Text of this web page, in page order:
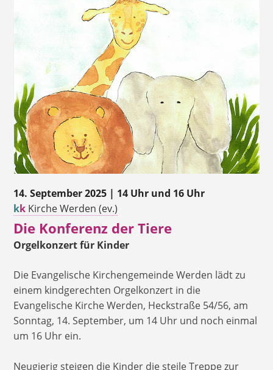
14. September 2025 | 14 Uhr und 16 Uhr
kk Kirche Werden (ev.)
Die Konferenz der Tiere
Orgelkonzert für Kinder
Die Evangelische Kirchengemeinde Werden lädt zu
einem kindgerechten Orgelkonzert in die
Evangelische Kirche Werden, Heckstraße 54/56, am
Sonntag, 14. September, um 14 Uhr und noch einmal
um 16 Uhr ein.
Neugierig steigen die Kinder die steile Treppe zur